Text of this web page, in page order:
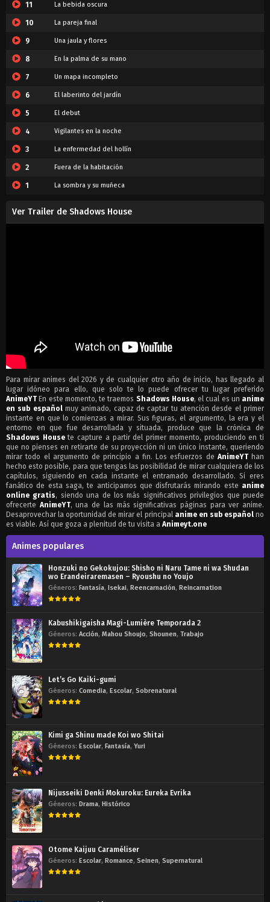
11 La bebida oscura
10 La pareja final
9 Una jaula y flores
8 En la palma de su mano
7 Un mapa incompleto
6 El laberinto del jardín
5 El debut
4 Vigilantes en la noche
3 La enfermedad del hollín
2 Fuera de la habitación
1 La sombra y su muñeca
Ver Trailer de Shadows House
Para mirar animes del 2026 y de cualquier otro año de inicio, has llegado al
lugar idóneo para ello, que solo te lo puede ofrecer tu lugar preferido
AnimeYTEn este momento, te traemos Shadows House, el cual es un anime
en sub españolmuy animado, capaz de captar tu atención desde el primer
instante en que lo comienzas a mirar. Sus figuras, el argumento, la era y el
entorno en que fue desarrollada y situada, produce que la crónica de
Shadows Housete capture a partir del primer momento, produciendo en ti
que no pienses en retirarte de su proyección ni un único instante, queriendo
mirar todo el argumento de principio a fin. Los esfuerzos de AnimeYThan
hecho esto posible, para que tengas las posibilidad de mirar cualquiera de los
capítulos, siguiendo en cada instante el entramado desarrollado. Si eres
fanático de esta saga, te anticipamos que disfrutarás mirando este anime
online gratis, siendo una de los más significativos privilegios que puede
ofrecerte AnimeYT, una de las más significativas páginas para ver anime.
Desaprovechar la oportunidad de mirar el principal anime en sub españolno
es viable. Así que goza a plenitud de tu visita a Animeyt.one
Animes populares
Honzuki no Gekokujou: Shisho ni Naru Tame ni wa Shudan
wo Erandeiraremasen – Ryoushu no Youjo
Géneros: Fantasía, Isekai, Reencarnación, Reincarnation
Kabushikigaisha Magi-Lumière Temporada 2
Géneros: Acción, Mahou Shoujo, Shounen, Trabajo
Let’s Go Kaiki-gumi
Géneros: Comedia, Escolar, Sobrenatural
Kimi ga Shinu made Koi wo Shitai
Géneros: Escolar, Fantasía, Yuri
Nijusseiki Denki Mokuroku: Eureka Evrika
Géneros: Drama, Histórico
Otome Kaijuu Caraméliser
Géneros: Escolar, Romance, Seinen, Supernatural